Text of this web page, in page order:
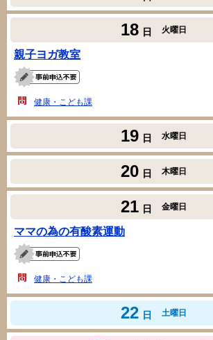
18 日 火曜日
親子ヨガ教室
健康・こども課
19 日 水曜日
20 日 木曜日
21 日 金曜日
ママの為の有酸素運動
健康・こども課
22 日 土曜日